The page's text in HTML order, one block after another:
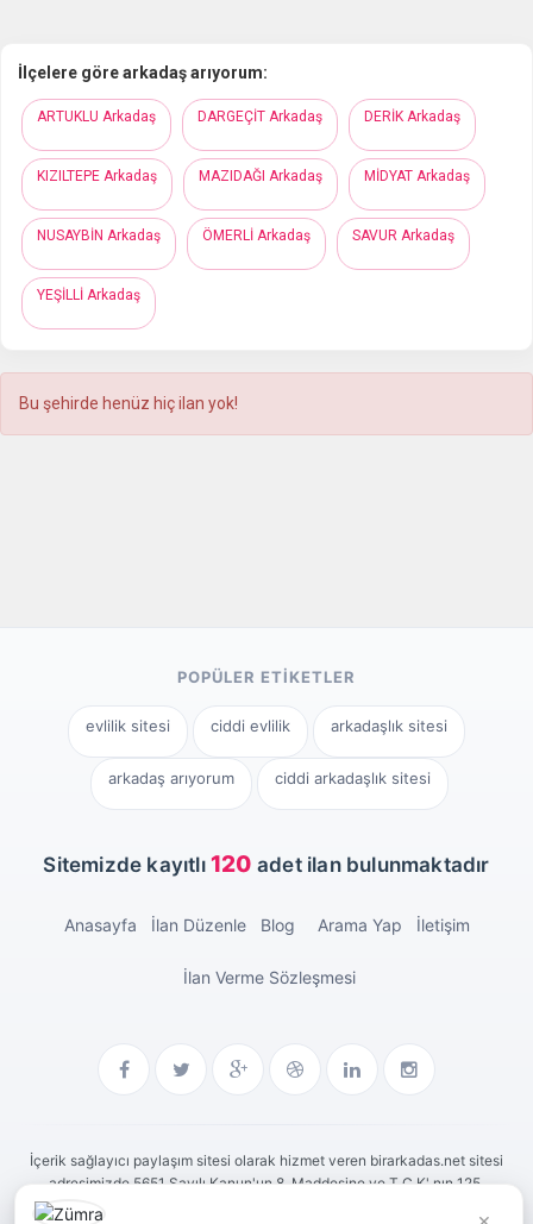
İlçelere göre arkadaş arıyorum:
ARTUKLU Arkadaş DARGEÇİT Arkadaş DERİK Arkadaş
KIZILTEPE Arkadaş MAZIDAĞI Arkadaş MİDYAT Arkadaş
NUSAYBİN Arkadaş ÖMERLİ Arkadaş SAVUR Arkadaş
YEŞİLLİ Arkadaş
Bu şehirde henüz hiç ilan yok!
POPÜLER ETIKETLER
evlilik sitesi ciddi evlilik arkadaşlık sitesi
arkadaş arıyorum ciddi arkadaşlık sitesi
Sitemizde kayıtlı120 adet ilan bulunmaktadır
Anasayfa İlan Düzenle Blog Arama Yap İletişim
İlan Verme Sözleşmesi
İçerik sağlayıcı paylaşım sitesi olarak hizmet veren birarkadas.net sitesi
adresimizde 5651 Sayılı Kanun'un 8. Maddesine ve T.C.K' nın 125.
Maddesine göre tüm üyelerimiz yaptıkları paylaşımlardan kendileri